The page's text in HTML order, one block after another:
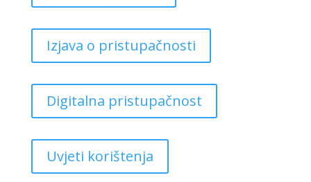
Izjava o pristupačnosti
Digitalna pristupačnost
Uvjeti korištenja